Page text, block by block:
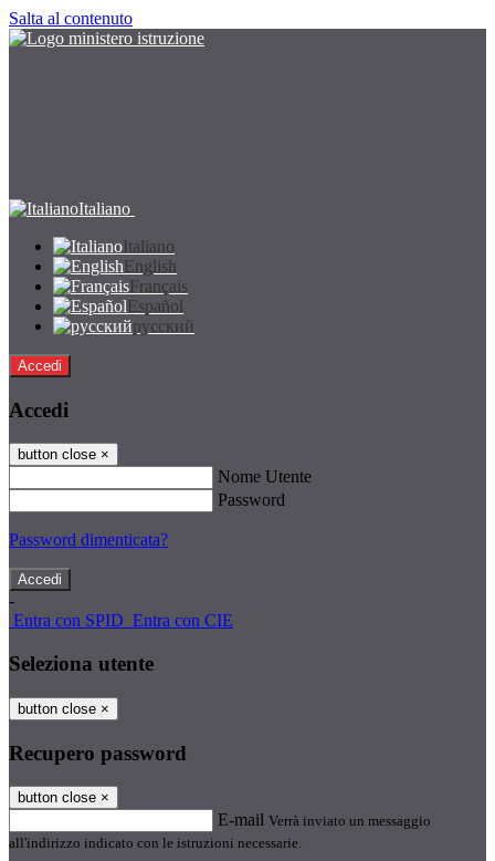
Salta al contenuto
Italiano
Italiano
English
Français
Español
русский
Accedi
Accedi
button close ×
Nome Utente
Password
Password dimenticata?
-
Entra con SPID Entra con CIE
Seleziona utente
button close ×
Recupero password
button close ×
E-mail Verrà inviato un messaggio
all'indirizzo indicato con le istruzioni necessarie.